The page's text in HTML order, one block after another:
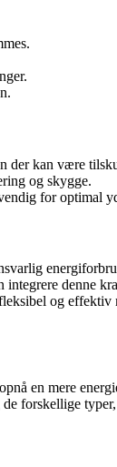
der kan være
og skygge.
for optimal
denne
og effektiv
en mere
forskellige